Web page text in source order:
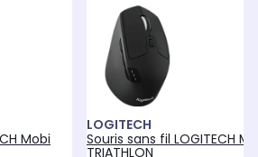
Mobi
LOGITECH
Souris sans fil LOGITECH
TRIATHLON